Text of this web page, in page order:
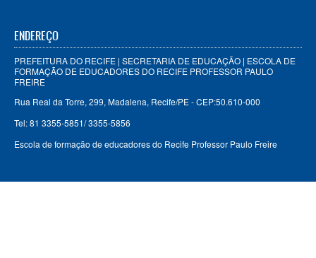
ENDEREÇO
PREFEITURA DO RECIFE | SECRETARIA DE EDUCAÇÃO | ESCOLA DE
FORMAÇÃO DE EDUCADORES DO RECIFE PROFESSOR PAULO
FREIRE
Rua Real da Torre, 299, Madalena, Recife/PE - CEP:50.610-000
Tel: 81 3355-5851/ 3355-5856
Escola de formação de educadores do Recife Professor Paulo Freire